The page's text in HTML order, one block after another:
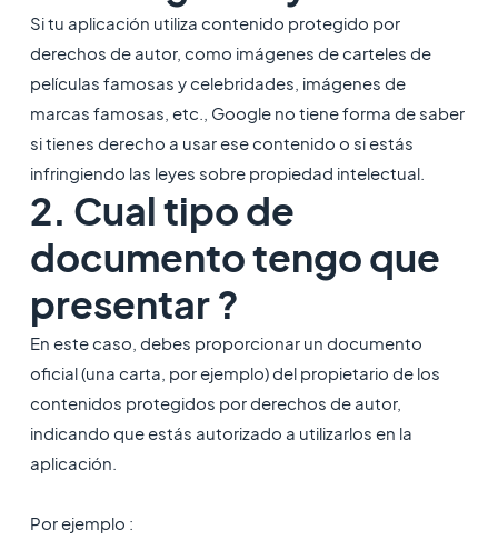
Si tu aplicación utiliza contenido protegido por
derechos de autor, como imágenes de carteles de
películas famosas y celebridades, imágenes de
marcas famosas, etc., Google no tiene forma de saber
si tienes derecho a usar ese contenido o si estás
infringiendo las leyes sobre propiedad intelectual.
2. Cual tipo de
documento tengo que
presentar ?
En este caso, debes proporcionar un documento
oficial (una carta, por ejemplo) del propietario de los
contenidos protegidos por derechos de autor,
indicando que estás autorizado a utilizarlos en la
aplicación.
Por ejemplo :